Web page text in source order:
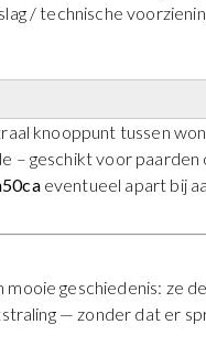
/ technische
knooppunt tussen
– geschikt voor paarden
eventueel apart bij
geschiedenis: ze
— zonder dat er